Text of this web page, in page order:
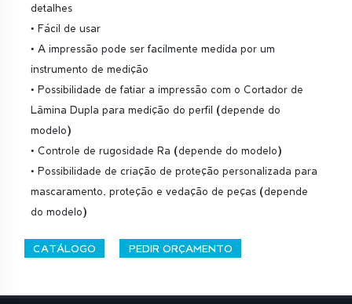
detalhes
• Fácil de usar
• A impressão pode ser facilmente medida por um
instrumento de medição
• Possibilidade de fatiar a impressão com o Cortador de
Lâmina Dupla para medição do perfil (depende do
modelo)
• Controle de rugosidade Ra (depende do modelo)
• Possibilidade de criação de proteção personalizada para
mascaramento, proteção e vedação de peças (depende
do modelo)
CATÁLOGO PEDIR ORÇAMENTO